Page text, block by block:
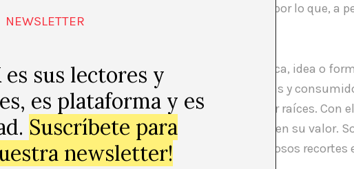
este reclamo fue respaldada por la institución por lo que, a
ha perdido valor.
una persona concibe o valida una nueva estética, idea o
y realiza conexiones con otros trabajos. Artistas y
la idea es buena, empieza a expandirse y echar raíces. Con el
de lucro y Estado e instituciones reconocen su valor.
y seguir creciendo, a pesar de los numerosos recortes
NEWSLETTER
es sus lectores y
es plataforma y es
Suscríbete para
newsletter!